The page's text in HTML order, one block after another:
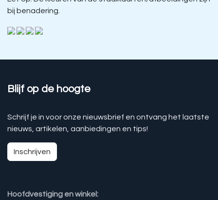
bij benadering.
Blijf op de hoogte
Schrijf je in voor onze nieuwsbrief en ontvang het laatste
nieuws, artikelen, aanbiedingen en tips!
Inschrijven
Hoofdvestiging en winkel: